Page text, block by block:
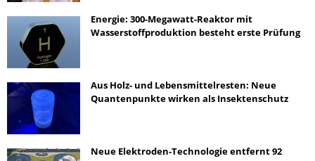
Energie: 300-Megawatt-Reaktor mit
Wasserstoffproduktion besteht erste Prüfung
Aus Holz- und Lebensmittelresten: Neue
Quantenpunkte wirken als Insektenschutz
Neue Elektroden-Technologie entfernt 92